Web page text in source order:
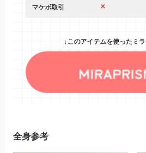
マケボ取引 ×
↓このアイテムを使ったミ
全身参考